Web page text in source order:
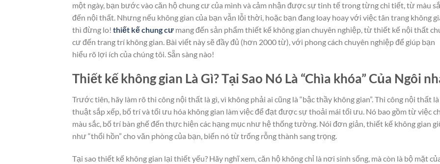
một ngày, bạn bước vào căn hộ chung cư của mình và cảm nhận được sự tinh tế trong từng chi tiết, từ màu
đến nội thất. Nhưng nếu không gian của bạn vẫn lỗi thời, hoặc bạn đang loay hoay với việc tân trang không
thì đừng lo! thiết kế chung cư mang đến sản phẩm thiết kế không gian chuyên nghiệp, từ thiết kế nội thất
cư đến trang trí không gian. Bài viết này sẽ đầy đủ (hơn 2000 từ), với phong cách chuyên nghiệp để giúp bạn
hiểu rõ lợi ích của chúng tôi. Sẵn sàng nào!
Thiết kế không gian Là Gì? Tại Sao Nó Là “Chìa khóa” Của Ngôi
Trước tiên, hãy làm rõ thi công nội thất là gì, vì không phải ai cũng là “bậc thầy không gian”. Thi công nội thất
thuật sắp xếp, bố trí và tối ưu hóa không gian làm việc để đạt được sự thoải mái tối ưu. Nó bao gồm từ việc
màu sắc, bố trí bàn ghế đến thực hiện các hạng mục như hệ thống tường. Nói đơn giản, thiết kế không gian
như “thổi hồn” cho văn phòng của bạn, biến nó từ trống rỗng thành sang trọng.
Tại sao thiết kế không gian lại thiết yếu? Hãy nghĩ xem, căn hộ không chỉ là nơi sinh sống, mà còn là bộ mặt